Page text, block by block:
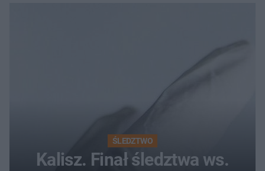
ŚLEDZTWO
Kalisz. Finał śledztwa ws.